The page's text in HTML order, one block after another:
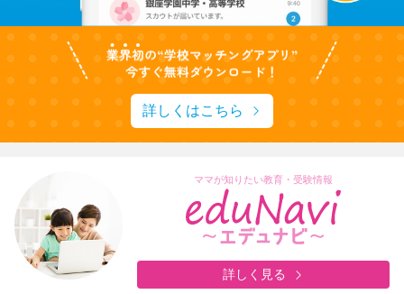
詳しくはこちら
ママが知りたい教育・受験情報
詳しく見る